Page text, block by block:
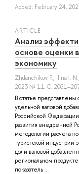
Added: February 24,
ARTICLE
Анализ
основе оценки
экономику
Zhdanchikov P., Ilina I. N.
2023 № 11 С.
В статье представлены
удельной валовой
Российской
развития внедренной
методологии расчета
туристской индустрии
доли валовой
региональном
показатель ...